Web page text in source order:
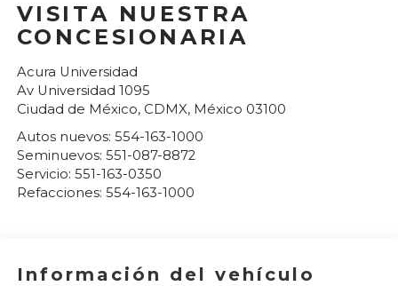
VISITA NUESTRA
CONCESIONARIA
Acura Universidad
Av Universidad 1095
Ciudad de México, CDMX, México 03100
Autos nuevos: 554-163-1000
Seminuevos: 551-087-8872
Servicio: 551-163-0350
Refacciones: 554-163-1000
Información del vehículo